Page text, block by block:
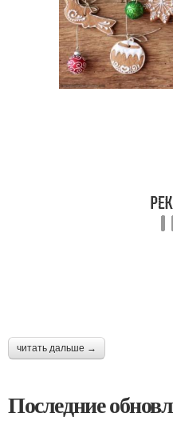
читать дальше →
Последние